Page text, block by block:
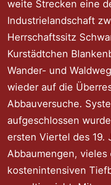
weite Strecken eine
Industrielandschaft
Herrschaftssitz
Kurstädtchen
Wander- und
wieder auf die
Abbauversuche.
aufgeschlossen
ersten Viertel des 19.
Abbaumengen, vieles
kostenintensiven